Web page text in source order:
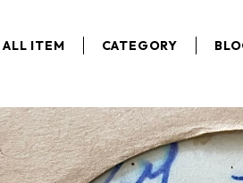
ALL ITEM CATEGORY